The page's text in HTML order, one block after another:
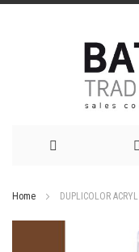
Home DUPLICOLOR